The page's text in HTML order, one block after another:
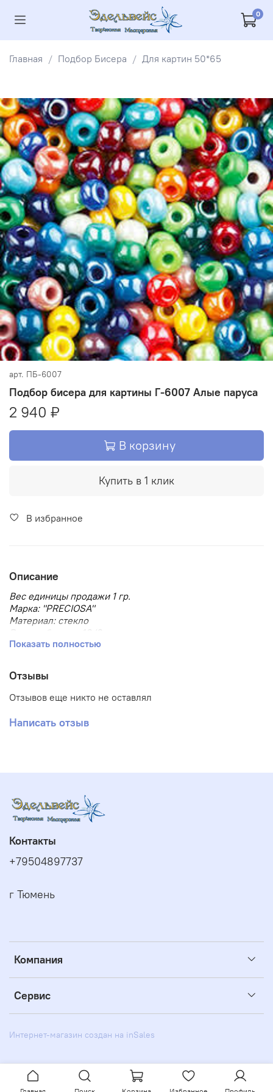
0
Главная Подбор Бисера Для картин 50*65
арт. ПБ-6007
Подбор бисера для картины Г-6007 Алые паруса
2 940 ₽
В корзину
Купить в 1 клик
В избранное
Описание
Вес единицы продажи 1 гр.
Марка: "PRECIOSA"
Материал: стекло
Размер бисера: 10/0
Размер, мм: 2.3
Тип упаковки: в пакете
Форма бисера: круглый
Показать полностью
Отзывы
Отзывов еще никто не оставлял
Написать отзыв
Компания
Сервис
Контакты
+79504897737
г Тюмень
Интернет-магазин создан на inSales